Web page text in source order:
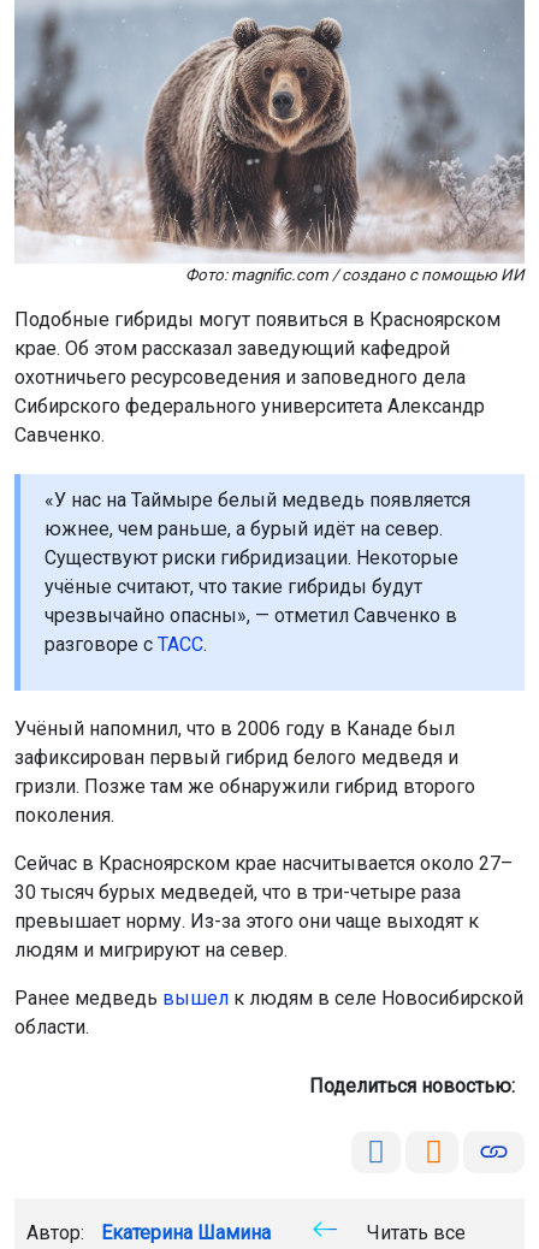
Фото: magnific.com / создано с помощью ИИ
Подобные гибриды могут появиться в Красноярском
крае. Об этом рассказал заведующий кафедрой
охотничьего ресурсоведения и заповедного дела
Сибирского федерального университета Александр
Савченко.
«У нас на Таймыре белый медведь появляется
южнее, чем раньше, а бурый идёт на север.
Существуют риски гибридизации. Некоторые
учёные считают, что такие гибриды будут
чрезвычайно опасны», — отметил Савченко в
разговоре с ТАСС.
Учёный напомнил, что в 2006 году в Канаде был
зафиксирован первый гибрид белого медведя и
гризли. Позже там же обнаружили гибрид второго
поколения.
Сейчас в Красноярском крае насчитывается около 27–
30 тысяч бурых медведей, что в три-четыре раза
превышает норму. Из-за этого они чаще выходят к
людям и мигрируют на север.
Ранее медведь вышел к людям в селе Новосибирской
области.
Поделиться новостью:
Автор: Екатерина Шамина Читать все